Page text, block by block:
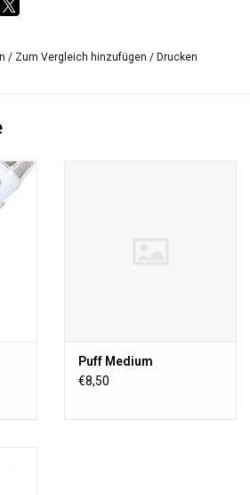
von Strukturen zu einer
/ Zum Vergleich hinzufügen / Drucken
Puff Medium
€8,50